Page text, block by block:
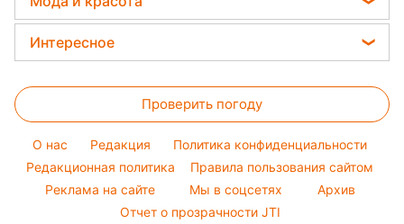
Новости Тернополя
Новости Житомира
Новости Одессы
Филипп Киркоров
Елена Зеленская
Алла Пугачева
Максим Галкин
Настя Каменских
Виталий Козловский
Магнитные бури
Погода на сегодня
Погода на завтра
Женские стрижки
Окрашивание волос
Красивый маникюр
Модные ошибки
Новости моды
Советы от Андре Тана
Интересное
Тесты по картинке
Оптические иллюзии
Народные приметы
Все о шоу-бизнесе
Проверить погоду
O нас Редакция
Политика конфиденциальности
Редакционная политика
Правила пользования сайтом
Реклама на сайте
Мы в соцсетях
Архив
Отчет о прозрачности JTI